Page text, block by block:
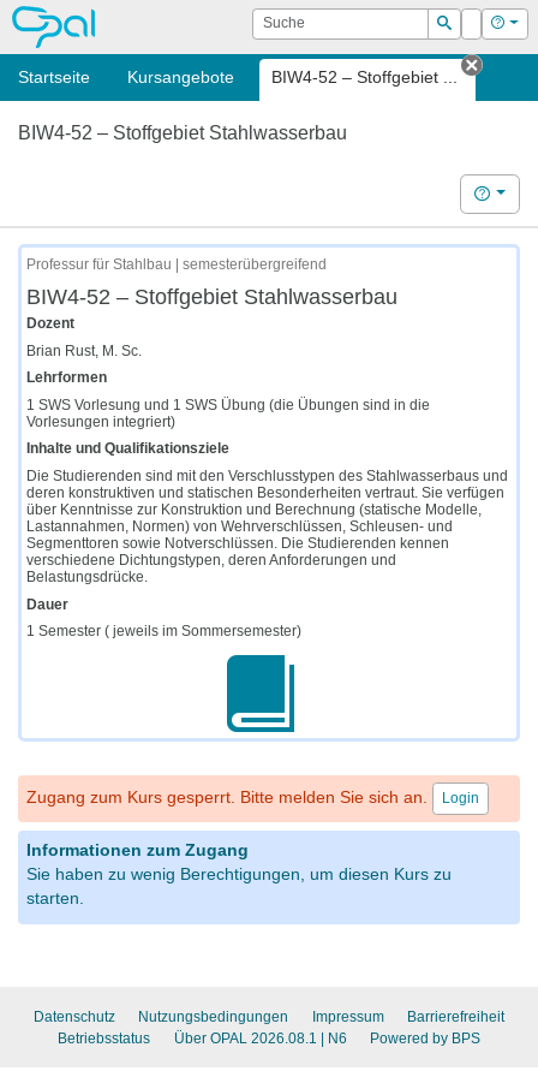
OPAL Suche
Suchen
Login Hilfe
Startseite Kursangebote BIW4-52 – Stoffgebiet ...
Tab
BIW4-52 – Stoffgebiet Stahlwasserbau
Hilfe
Professur für Stahlbau | semesterübergreifend
BIW4-52 – Stoffgebiet Stahlwasserbau
Dozent
Brian Rust, M. Sc.
Lehrformen
1 SWS Vorlesung und 1 SWS Übung (die Übungen sind in die
Vorlesungen integriert)
Inhalte und Qualifikationsziele
Die Studierenden sind mit den Verschlusstypen des Stahlwasserbaus und
deren konstruktiven und statischen Besonderheiten vertraut. Sie verfügen
über Kenntnisse zur Konstruktion und Berechnung (statische Modelle,
Lastannahmen, Normen) von Wehrverschlüssen, Schleusen- und
Segmenttoren sowie Notverschlüssen. Die Studierenden kennen
verschiedene Dichtungstypen, deren Anforderungen und
Belastungsdrücke.
Dauer
1 Semester ( jeweils im Sommersemester)
Zugang zum Kurs gesperrt. Bitte melden Sie sich an. Login
Informationen zum Zugang
Sie haben zu wenig Berechtigungen, um diesen Kurs zu
starten.
Datenschutz Nutzungsbedingungen Impressum
Barrierefreiheit
Betriebsstatus
Über OPAL 2026.08.1 | N6 Powered by BPS